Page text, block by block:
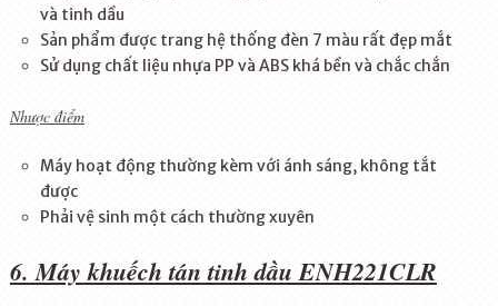
và tinh dầu
Sản phẩm được trang hệ thống đèn 7 màu rất đẹp mắt
Sử dụng chất liệu nhựa PP và ABS khá bền và chắc chắn
Nhược điểm
Máy hoạt động thường kèm với ánh sáng, không tắt
được
Phải vệ sinh một cách thường xuyên
6. Máy khuếch tán tinh dầu ENH221CLR